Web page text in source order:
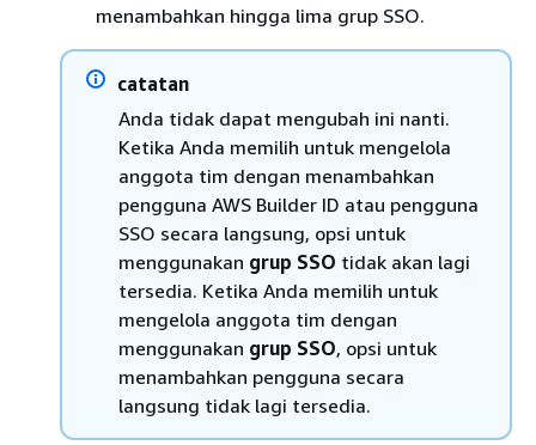
menambahkan hingga lima grup SSO.
catatan
Anda tidak dapat mengubah ini nanti.
Ketika Anda memilih untuk mengelola
anggota tim dengan menambahkan
pengguna AWS Builder ID atau pengguna
SSO secara langsung, opsi untuk
menggunakan grup SSO tidak akan lagi
tersedia. Ketika Anda memilih untuk
mengelola anggota tim dengan
menggunakan grup SSO, opsi untuk
menambahkan pengguna secara
langsung tidak lagi tersedia.